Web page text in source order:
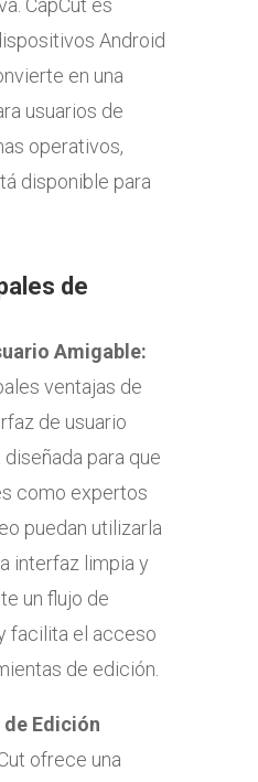
CapCut es
Android
en una
usuarios de
operativos,
disponible para
de
Amigable:
ventajas de
de usuario
para que
como expertos
puedan utilizarla
interfaz limpia y
un flujo de
facilita el acceso
de edición.
Edición
ofrece una